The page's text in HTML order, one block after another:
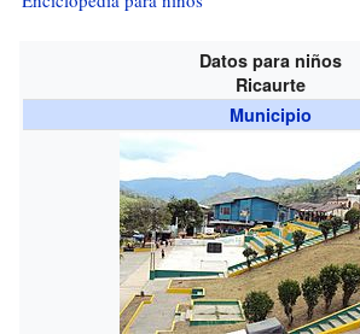
Datos para niños
Ricaurte
Municipio